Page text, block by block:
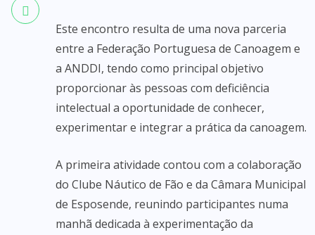
Este encontro resulta de uma nova parceria
entre a Federação Portuguesa de Canoagem e
a ANDDI, tendo como principal objetivo
proporcionar às pessoas com deficiência
intelectual a oportunidade de conhecer,
experimentar e integrar a prática da canoagem.
A primeira atividade contou com a colaboração
do Clube Náutico de Fão e da Câmara Municipal
de Esposende, reunindo participantes numa
manhã dedicada à experimentação da